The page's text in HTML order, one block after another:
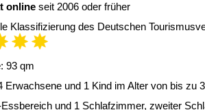
online seit 2006 oder früher
Klassifizierung des Deutschen
93 qm
Erwachsene und 1 Kind im Alter von bis zu
und 1 Schlafzimmer, zweiter